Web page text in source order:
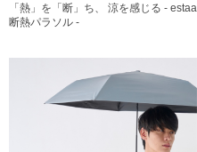
「熱」を「断」ち、 涼を感じる - estaa
断熱パラソル -